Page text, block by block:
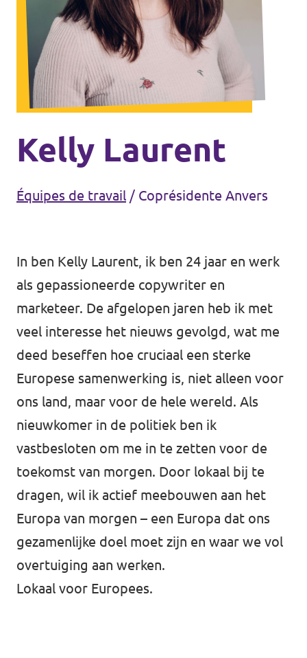
Volt Bruxelles
Volt Antwerpen
Volt Oost-Vlaanderen
Volt West-Vlaanderen
Agenda
Faire un don
Rejoignez-nous
Soutenez Volt
Postes vacants
Volontaire
Contact
Kelly Laurent
Équipes de travail / Coprésidente Anvers
In ben Kelly Laurent, ik ben 24 jaar en werk
als gepassioneerde copywriter en
marketeer. De afgelopen jaren heb ik met
veel interesse het nieuws gevolgd, wat me
deed beseffen hoe cruciaal een sterke
Europese samenwerking is, niet alleen voor
ons land, maar voor de hele wereld. Als
nieuwkomer in de politiek ben ik
vastbesloten om me in te zetten voor de
toekomst van morgen. Door lokaal bij te
dragen, wil ik actief meebouwen aan het
Europa van morgen – een Europa dat ons
gezamenlijke doel moet zijn en waar we vol
overtuiging aan werken.
Lokaal voor Europees.